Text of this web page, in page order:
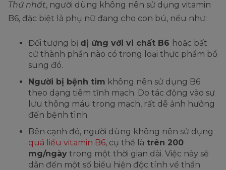
Thứ nhất, người dùng không nên sử dụng vitamin
B6, đặc biệt là phụ nữ đang cho con bú, nếu như:
Đối tượng bị dị ứng với vi chất B6 hoặc bất
cứ thành phần nào có trong loại thực phẩm bổ
sung đó.
Người bị bệnh tim không nên sử dụng B6
theo dạng tiêm tĩnh mạch. Do tác động vào sự
lưu thông máu trong mạch, rất dễ ảnh hưởng
đến bệnh tình.
Bên cạnh đó, người dùng không nên sử dụng
quá liều vitamin B6, cụ thể là trên 200
mg/ngày trong một thời gian dài. Việc này sẽ
dẫn đến một số biểu hiện độc tính về thần